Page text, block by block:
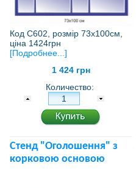
Код С602, розмір 73х100см,
ціна 1424грн
[Подробнее...]
1 424 грн
Количество:
Стенд "Оголошення" з
корковою основою